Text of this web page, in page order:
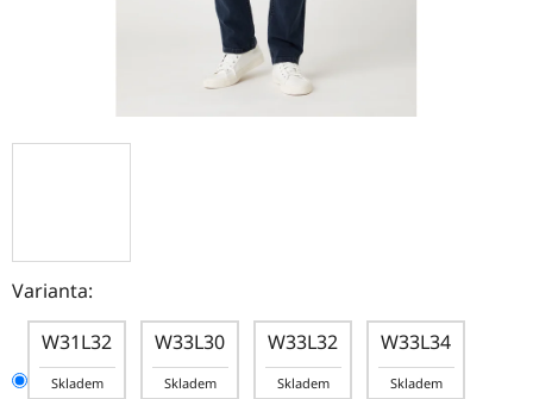
Varianta:
W31L32
Skladem
W33L30
Skladem
W33L32
Skladem
W33L34
Skladem